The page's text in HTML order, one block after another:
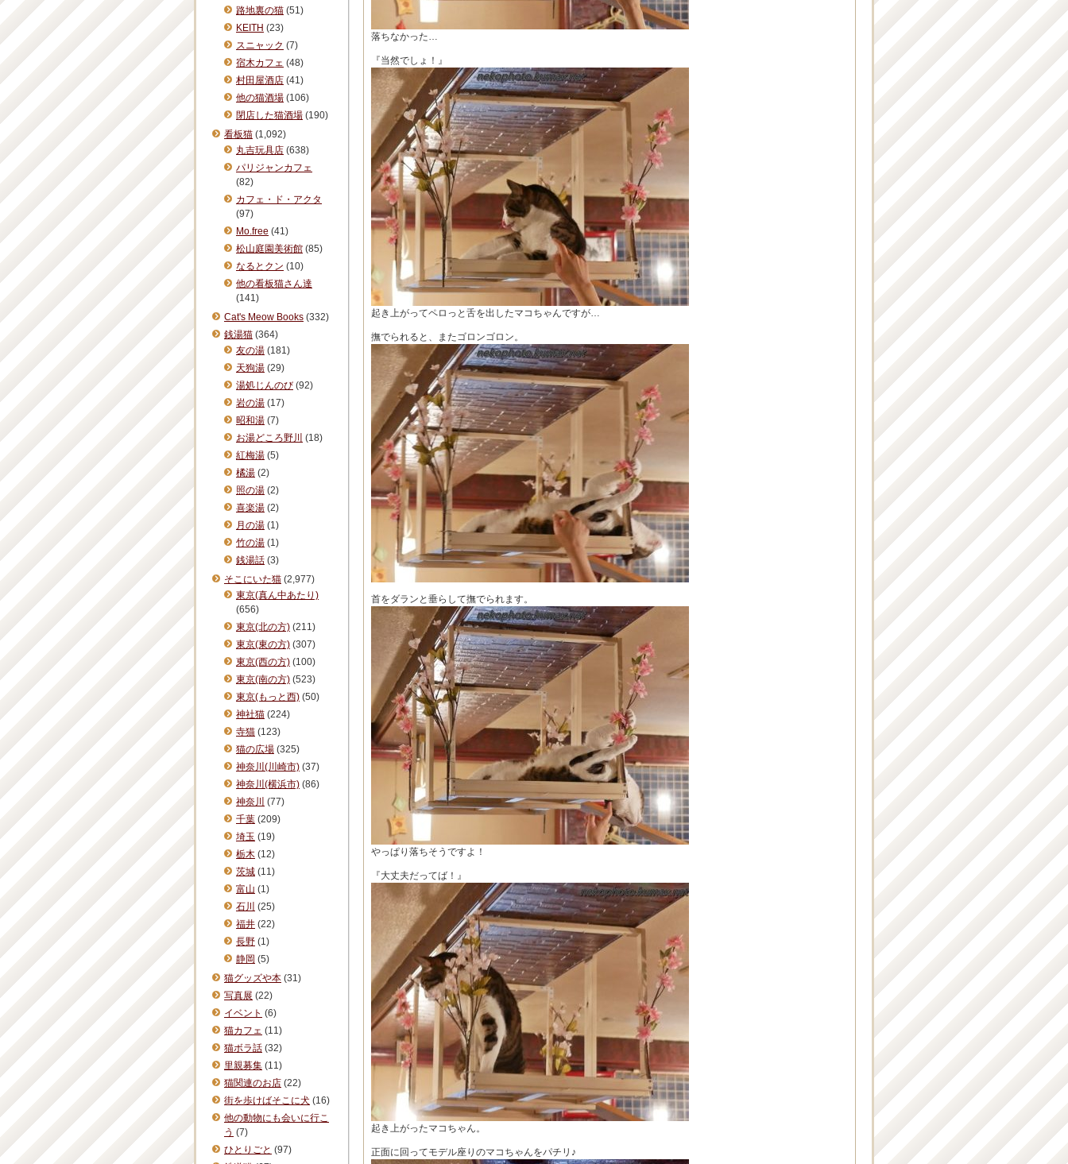
落ちなかった…
『当然でしょ！』
起き上がってペロっと舌を出したマコちゃんですが…
撫でられると、またゴロンゴロン。
首をダランと垂らして撫でられます。
やっぱり落ちそうですよ！
『大丈夫だってば！』
起き上がったマコちゃん。
正面に回ってモデル座りのマコちゃんをパチリ♪
路地裏の猫 (51)
KEITH (23)
スニャック (7)
宿木カフェ (48)
村田屋酒店 (41)
他の猫酒場 (106)
閉店した猫酒場 (190)
看板猫 (1,092)
丸吉玩具店 (638)
パリジャンカフェ
(82)
カフェ・ド・アクタ
(97)
Mo.free (41)
松山庭園美術館 (85)
なるとクン (10)
他の看板猫さん達
(141)
Cat's Meow Books (332)
銭湯猫 (364)
友の湯 (181)
天狗湯 (29)
湯処じんのび (92)
岩の湯 (17)
昭和湯 (7)
お湯どころ野川 (18)
紅梅湯 (5)
橘湯 (2)
照の湯 (2)
喜楽湯 (2)
月の湯 (1)
竹の湯 (1)
銭湯話 (3)
そこにいた猫 (2,977)
東京(真ん中あたり)
(656)
東京(北の方) (211)
東京(東の方) (307)
東京(西の方) (100)
東京(南の方) (523)
東京(もっと西) (50)
神社猫 (224)
寺猫 (123)
猫の広場 (325)
神奈川(川崎市) (37)
神奈川(横浜市) (86)
神奈川 (77)
千葉 (209)
埼玉 (19)
栃木 (12)
茨城 (11)
富山 (1)
石川 (25)
福井 (22)
長野 (1)
静岡 (5)
猫グッズや本 (31)
写真展 (22)
イベント (6)
猫カフェ (11)
猫ボラ話 (32)
里親募集 (11)
猫関連のお店 (22)
街を歩けばそこに犬 (16)
他の動物にも会いに行こ
う (7)
ひとりごと (97)